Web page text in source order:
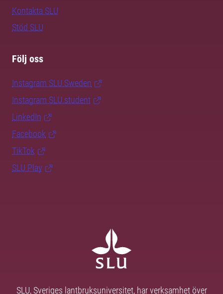
Kontakta SLU
Stöd SLU
Följ oss
Instagram SLU.Sweden
Instagram SLU.student
LinkedIn
Facebook
TikTok
SLU Play
SLU, Sveriges lantbruksuniversitet, har verksamhet över